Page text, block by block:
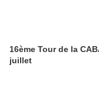
16ème Tour de la
juillet